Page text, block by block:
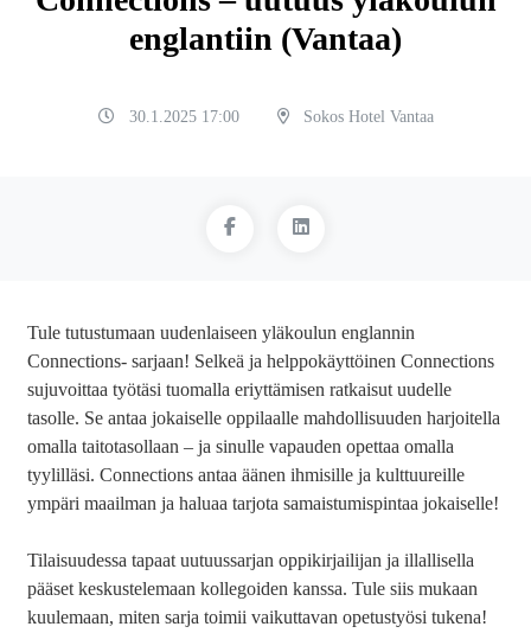
englantiin (Vantaa)
30.1.2025 17:00 Sokos Hotel Vantaa
Tule tutustumaan uudenlaiseen yläkoulun englannin
Connections- sarjaan! Selkeä ja helppokäyttöinen Connections
sujuvoittaa työtäsi tuomalla eriyttämisen ratkaisut uudelle
tasolle. Se antaa jokaiselle oppilaalle mahdollisuuden harjoitella
omalla taitotasollaan – ja sinulle vapauden opettaa omalla
tyylilläsi. Connections antaa äänen ihmisille ja kulttuureille
ympäri maailman ja haluaa tarjota samaistumispintaa jokaiselle!
Tilaisuudessa tapaat uutuussarjan oppikirjailijan ja illallisella
pääset keskustelemaan kollegoiden kanssa. Tule siis mukaan
kuulemaan, miten sarja toimii vaikuttavan opetustyösi tukena!